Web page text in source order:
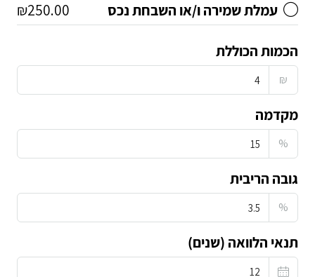
עמלת שמירה ו/או השבחת נכס
₪250.00
הכמות הכוללת
₪
מקדמה
%
גובה הריבית
%
תנאי הלוואה (שנים)